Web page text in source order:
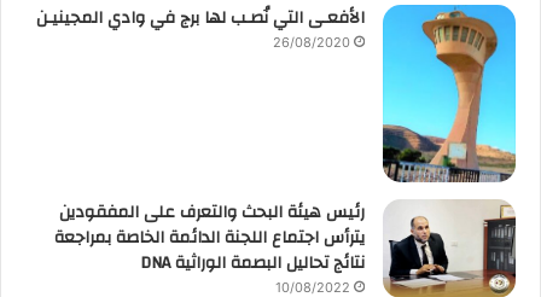
الأفعـى التي نُصـب لها برج في وادي المجينيـن
26/08/2020
رئيس هيئة البحث والتعرف على المفقودين
يترأس اجتماع اللجنة الدائمة الخاصة بمراجعة
نتائج تحاليل البصمة الوراثية DNA
10/08/2022